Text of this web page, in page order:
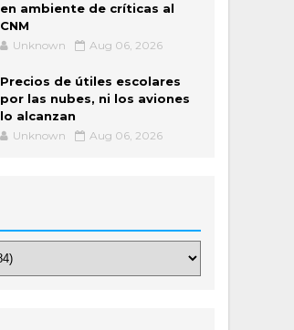
en ambiente de críticas al
CNM
Unknown Aug 06, 2026
Precios de útiles escolares
por las nubes, ni los aviones
lo alcanzan
Unknown Aug 06, 2026